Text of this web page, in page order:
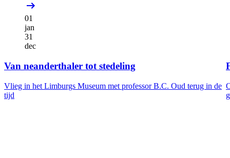
01
jan
31
dec
Van neanderthaler tot stedeling
Vlieg in het Limburgs Museum met professor B.C. Oud terug in de
tijd